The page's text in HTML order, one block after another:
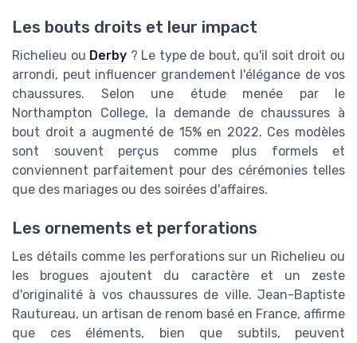
Les bouts droits et leur impact
Richelieu ou Derby ? Le type de bout, qu'il soit droit ou
arrondi, peut influencer grandement l'élégance de vos
chaussures. Selon une étude menée par le
Northampton College, la demande de chaussures à
bout droit a augmenté de 15% en 2022. Ces modèles
sont souvent perçus comme plus formels et
conviennent parfaitement pour des cérémonies telles
que des mariages ou des soirées d'affaires.
Les ornements et perforations
Les détails comme les perforations sur un Richelieu ou
les brogues ajoutent du caractère et un zeste
d'originalité à vos chaussures de ville. Jean-Baptiste
Rautureau, un artisan de renom basé en France, affirme
que ces éléments, bien que subtils, peuvent